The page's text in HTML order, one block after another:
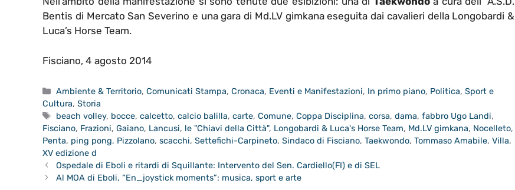
Bentis di Mercato San Severino e una gara di Md.LV gimkana eseguita dai cavalieri della Longobardi &
Luca’s Horse Team.
Fisciano, 4 agosto 2014
Categorie
Ambiente & Territorio,Comunicati Stampa,Cronaca, Eventi e Manifestazioni, In primo piano, Politica,Sport e
Cultura, Storia
Tag
beach volley, bocce,calcetto,calcio balilla,carte,Comune,Coppa Disciplina,corsa,dama,fabbro Ugo Landi,
Fisciano, Frazioni, Gaiano, Lancusi, le "Chiavi della Città", Longobardi & Luca's Horse Team, Md.LV gimkana, Nocelleto,
Penta, ping pong, Pizzolano, scacchi, Settefichi-Carpineto, Sindaco di Fisciano, Taekwondo, Tommaso Amabile, Villa,
XV edizione d
Ospedale di Eboli e ritardi di Squillante: Intervento del Sen. Cardiello(FI) e di SEL
Al MOA di Eboli, “En_joystick moments”: musica, sport e arte